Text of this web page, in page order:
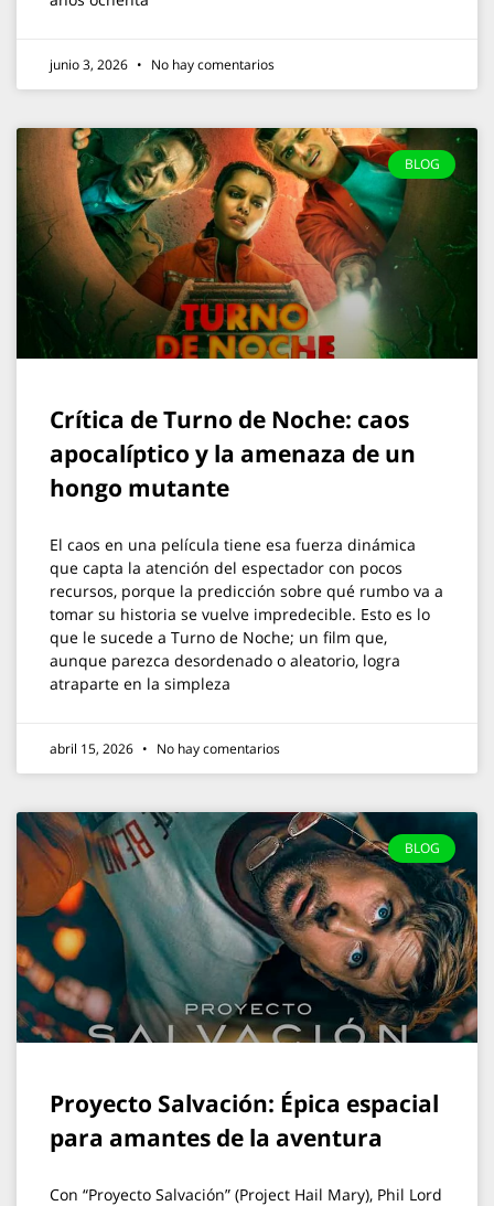
junio 3, 2026 No hay comentarios
BLOG
Crítica de Turno de Noche: caos
apocalíptico y la amenaza de un
hongo mutante
El caos en una película tiene esa fuerza dinámica
que capta la atención del espectador con pocos
recursos, porque la predicción sobre qué rumbo va a
tomar su historia se vuelve impredecible. Esto es lo
que le sucede a Turno de Noche; un film que,
aunque parezca desordenado o aleatorio, logra
atraparte en la simpleza
abril 15, 2026 No hay comentarios
BLOG
Proyecto Salvación: Épica espacial
para amantes de la aventura
Con “Proyecto Salvación” (Project Hail Mary), Phil Lord